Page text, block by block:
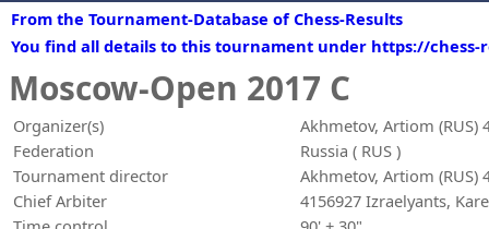
From the Tournament-Database of Chess-Results
You find all details to this tournament under https://chess-
Moscow-Open 2017 C
Organizer(s)
Akhmetov, Artiom (RUS)
Federation
Russia ( RUS )
Tournament director
Akhmetov, Artiom (RUS)
Chief Arbiter
4156927 Izraelyants,